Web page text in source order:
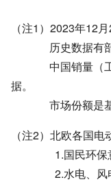
（注1）2023年12
历史数据有部
中国销量（工厂
据。
市场份额是基于
（注2）北欧各国
1.国民环保
2.水电、风电等